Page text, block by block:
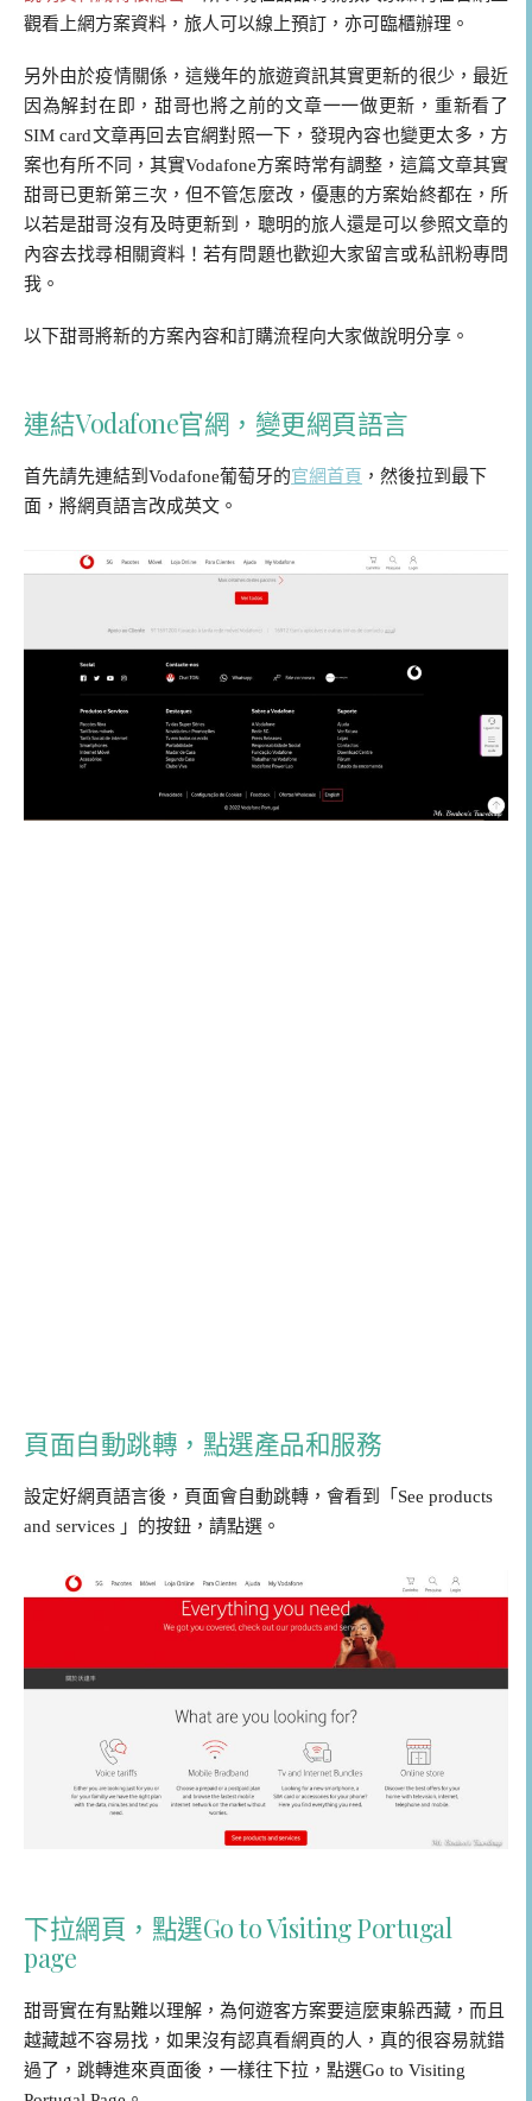
觀看上網方案資料，旅人可以線上預訂，亦可臨櫃辦理。
另外由於疫情關係，這幾年的旅遊資訊其實更新的很少，最近
因為解封在即，甜哥也將之前的文章一一做更新，重新看了
SIM card文章再回去官網對照一下，發現內容也變更太多，方
案也有所不同，其實Vodafone方案時常有調整，這篇文章其實
甜哥已更新第三次，但不管怎麼改，優惠的方案始終都在，所
以若是甜哥沒有及時更新到，聰明的旅人還是可以參照文章的
內容去找尋相關資料！若有問題也歡迎大家留言或私訊粉專問
我。
以下甜哥將新的方案內容和訂購流程向大家做說明分享。
連結Vodafone官網，變更網頁語言
首先請先連結到Vodafone葡萄牙的官網首頁 ，然後拉到最下
面，將網頁語言改成英文。
頁面自動跳轉，點選產品和服務
設定好網頁語言後，頁面會自動跳轉，會看到「See products
and services 」的按鈕，請點選。
下拉網頁，點選Go to Visiting Portugal
page
甜哥實在有點難以理解，為何遊客方案要這麼東躲西藏，而且
越藏越不容易找，如果沒有認真看網頁的人，真的很容易就錯
過了，跳轉進來頁面後，一樣往下拉，點選Go to Visiting